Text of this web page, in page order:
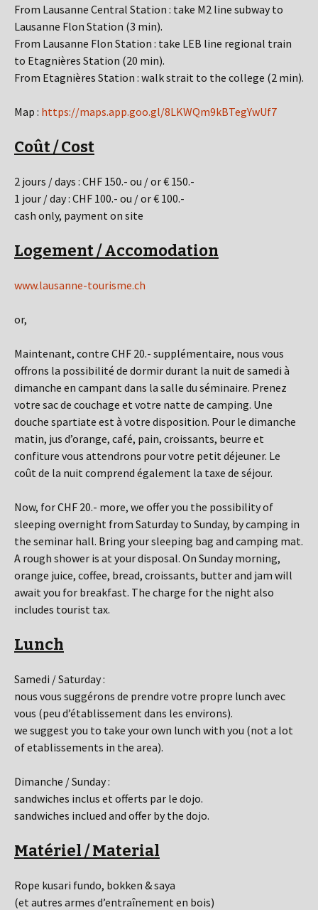
From Lausanne Central Station : take M2 line subway to
Lausanne Flon Station (3 min).
From Lausanne Flon Station : take LEB line regional train
to Etagnières Station (20 min).
From Etagnières Station : walk strait to the college (2 min).
Map : https://maps.app.goo.gl/8LKWQm9kBTegYwUf7
Coût / Cost
2 jours / days : CHF 150.- ou / or € 150.-
1 jour / day : CHF 100.- ou / or € 100.-
cash only, payment on site
Logement / Accomodation
www.lausanne-tourisme.ch
or,
Maintenant, contre CHF 20.- supplémentaire, nous vous
offrons la possibilité de dormir durant la nuit de samedi à
dimanche en campant dans la salle du séminaire. Prenez
votre sac de couchage et votre natte de camping. Une
douche spartiate est à votre disposition. Pour le dimanche
matin, jus d’orange, café, pain, croissants, beurre et
confiture vous attendrons pour votre petit déjeuner. Le
coût de la nuit comprend également la taxe de séjour.
Now, for CHF 20.- more, we offer you the possibility of
sleeping overnight from Saturday to Sunday, by camping in
the seminar hall. Bring your sleeping bag and camping mat.
A rough shower is at your disposal. On Sunday morning,
orange juice, coffee, bread, croissants, butter and jam will
await you for breakfast. The charge for the night also
includes tourist tax.
Lunch
Samedi / Saturday :
nous vous suggérons de prendre votre propre lunch avec
vous (peu d’établissement dans les environs).
we suggest you to take your own lunch with you (not a lot
of etablissements in the area).
Dimanche / Sunday :
sandwiches inclus et offerts par le dojo.
sandwiches inclued and offer by the dojo.
Matériel /Material
Rope kusari fundo, bokken & saya
(et autres armes d’entraînement en bois)